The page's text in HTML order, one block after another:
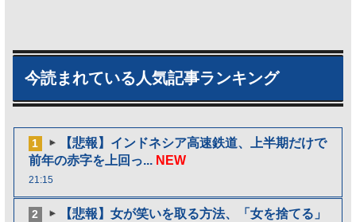
今読まれている人気記事ランキング
1
【悲報】インドネシア高速鉄道、上半期だけで
前年の赤字を上回っ... NEW
21:15
2
【悲報】女が笑いを取る方法、「女を捨てる」